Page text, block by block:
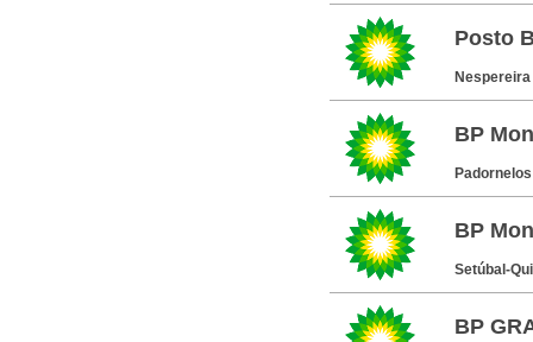
Posto
Nespereira
BP
BP
Setúbal-
BP